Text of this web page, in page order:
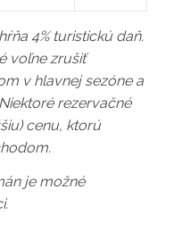
4% turistickú daň.
voľne zrušiť
v hlavnej sezóne a
rezervačné
cenu, ktorú
je možné